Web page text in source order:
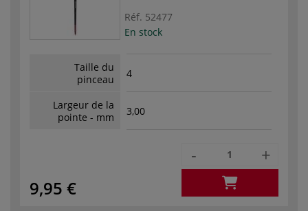
Réf. 52477
En stock
Taille du
pinceau
4
Largeur de la
pointe - mm
3,00
9,95 €
- +